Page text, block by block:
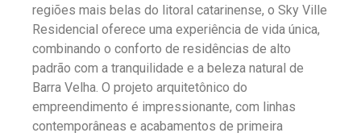
regiões mais belas do litoral catarinense, o Sky Ville
Residencial oferece uma experiência de vida única,
combinando o conforto de residências de alto
padrão com a tranquilidade e a beleza natural de
Barra Velha. O projeto arquitetônico do
empreendimento é impressionante, com linhas
contemporâneas e acabamentos de primeira